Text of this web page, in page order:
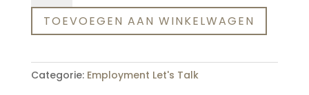
aantal
TOEVOEGEN AAN WINKELWAGEN
Categorie: Employment Let's Talk